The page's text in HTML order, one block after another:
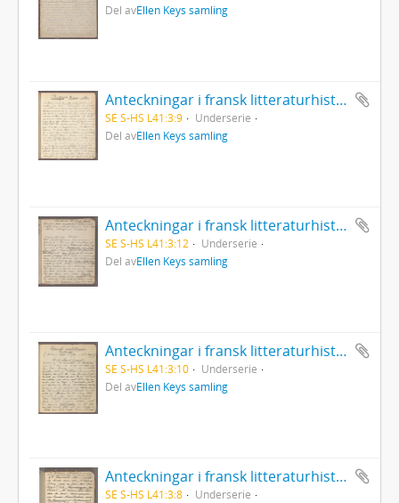
Del avEllen Keys samling
Anteckningar i fransk litteraturhistoria. Diderot, Grimm etc.
SE S-HS L41:3:9
Underserie
Del avEllen Keys samling
Anteckningar i fransk litteraturhistoria. Förstudier till George Sand.
SE S-HS L41:3:12
Underserie
Del avEllen Keys samling
Anteckningar i fransk litteraturhistoria. Franska revolutionens salonger. 1899.
SE S-HS L41:3:10
Underserie
Del avEllen Keys samling
Anteckningar i fransk litteraturhistoria. St. Evremond, Vauvenauge, Joseph Joubert, Stendahl, H. F. Amiel.
SE S-HS L41:3:8
Underserie